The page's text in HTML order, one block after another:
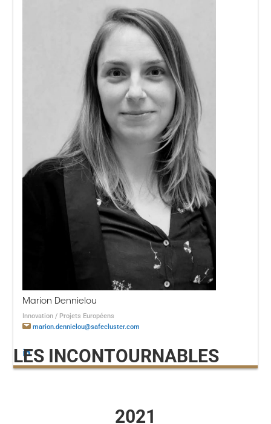
Marion Dennielou
Innovation / Projets Européens
marion.dennielou@safecluster.com
LES INCONTOURNABLES
2021